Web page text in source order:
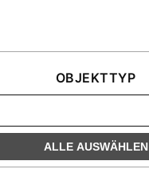
OBJEKTTYP
ALLE AUSWÄHLEN